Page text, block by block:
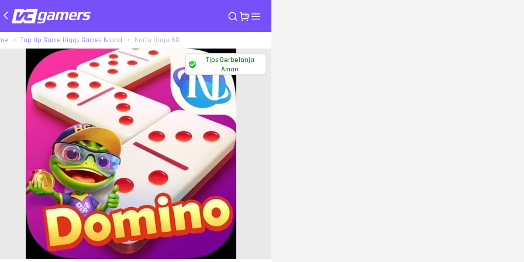
Top Up Game Higgs Games Island Kartu Ungu 6B
Tips Berbelanja
Aman